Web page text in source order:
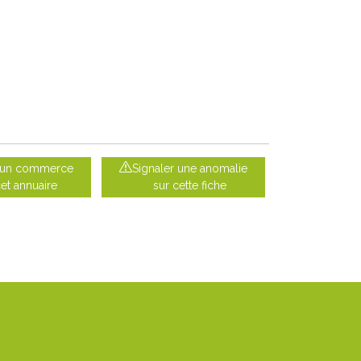
commerce
annuaire
Signaler une anomalie
sur cette fiche